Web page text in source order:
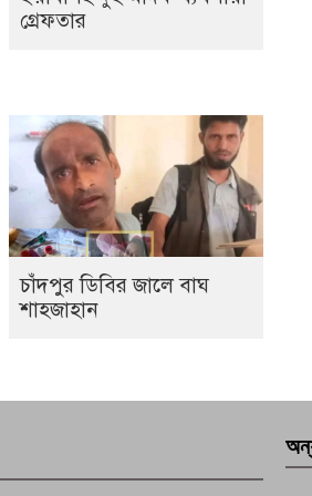
গ্রেফতার
চাঁদপুর ডিবির জালে বাঘ
শাহজাহান